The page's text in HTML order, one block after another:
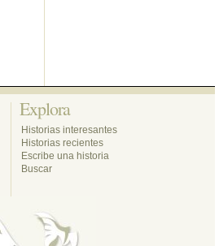
Explora
Historias interesantes
Historias recientes
Escribe una historia
Buscar